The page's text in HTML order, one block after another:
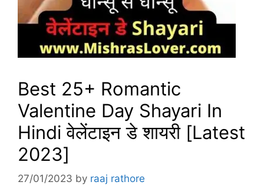
Best 25+ Romantic
Valentine Day Shayari In
Hindi वेलेंटाइन डे शायरी [Latest
2023]
27/01/2023 by raaj rathore